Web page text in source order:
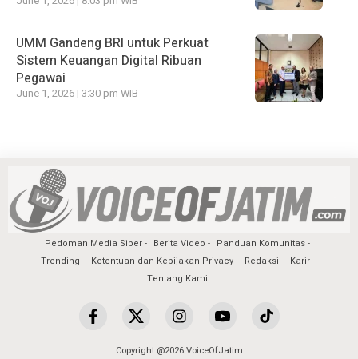
UMM Gandeng BRI untuk Perkuat
Sistem Keuangan Digital Ribuan
Pegawai
June 1, 2026 | 3:30 pm WIB
Pedoman Media Siber Berita Video
Panduan Komunitas
Trending
Ketentuan dan Kebijakan Privacy Redaksi
Karir
Tentang Kami
Copyright @2026 VoiceOfJatim